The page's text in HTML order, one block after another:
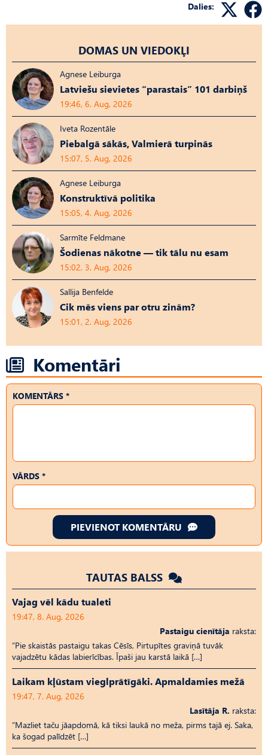
Dalies:
DOMAS UN VIEDOKĻI
Agnese Leiburga
Latviešu sievietes “parastais” 101 darbiņš
19:46, 6. Aug, 2026
Iveta Rozentāle
Piebalgā sākās, Valmierā turpinās
15:07, 5. Aug, 2026
Agnese Leiburga
Konstruktīvā politika
15:05, 4. Aug, 2026
Sarmīte Feldmane
Šodienas nākotne — tik tālu nu esam
15:02, 3. Aug, 2026
Sallija Benfelde
Cik mēs viens par otru zinām?
15:01, 2. Aug, 2026
Komentāri
KOMENTĀRS *
VĀRDS *
PIEVIENOT KOMENTĀRU
TAUTAS BALSS
Vajag vēl kādu tualeti
19:47, 8. Aug, 2026
Pastaigu cienītāja raksta:
“Pie skaistās pastaigu takas Cēsīs, Pirtupītes graviņā tuvāk
vajadzētu kādas labierīcības. Īpaši jau karstā laikā […]
Laikam kļūstam vieglprātīgāki. Apmaldamies mežā
19:47, 7. Aug, 2026
Lasītāja R. raksta:
“Mazliet taču jāapdomā, kā tiksi laukā no meža, pirms tajā ej. Saka,
ka šogad palīdzēt […]